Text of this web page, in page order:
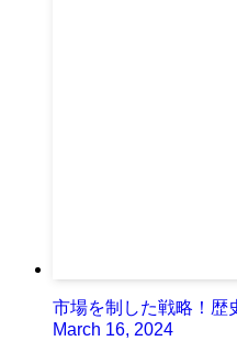
市場を制した戦略！歴
March 16, 2024